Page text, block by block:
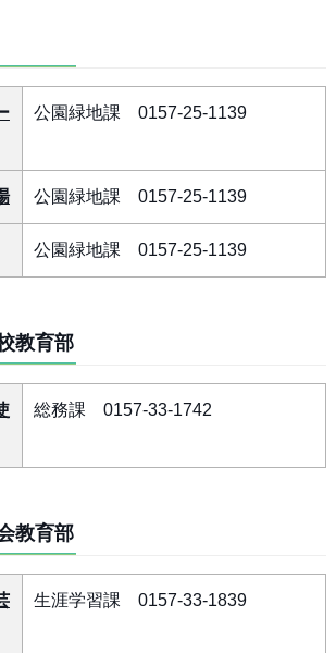
公園緑地課 0157-25-1139
公園緑地課 0157-25-1139
公園緑地課 0157-25-1139
教育部
総務課 0157-33-1742
教育部
生涯学習課 0157-33-1839